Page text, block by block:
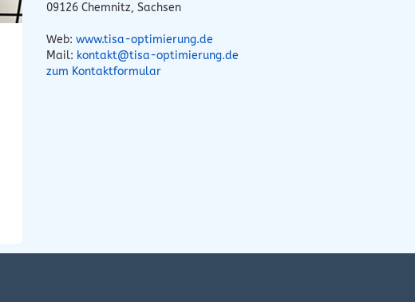
09126 Chemnitz, Sachsen
Web: www.tisa-optimierung.de
Mail: kontakt@tisa-optimierung.de
zum Kontaktformular